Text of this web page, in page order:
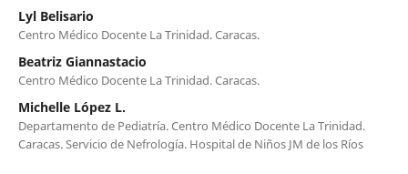
Lyl Belisario
Centro Médico Docente La Trinidad. Caracas.
Beatriz Giannastacio
Centro Médico Docente La Trinidad. Caracas.
Michelle López L.
Departamento de Pediatría. Centro Médico Docente La Trinidad.
Caracas. Servicio de Nefrología. Hospital de Niños JM de los Ríos